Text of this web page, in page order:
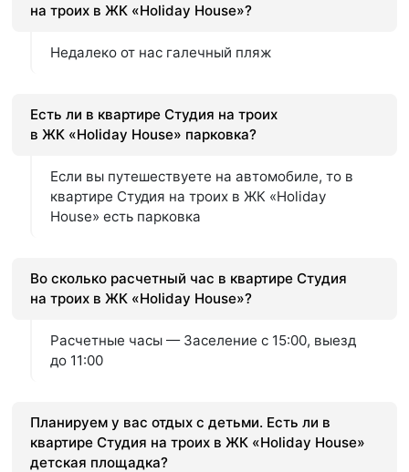
на троих в ЖК «Holiday House»?
Недалеко от нас галечный пляж
Есть ли в квартире Студия на троих
в ЖК «Holiday House» парковка?
Если вы путешествуете на автомобиле, то в
квартире Студия на троих в ЖК «Holiday
House» есть парковка
Во сколько расчетный час в квартире Студия
на троих в ЖК «Holiday House»?
Расчетные часы — Заселение с 15:00, выезд
до 11:00
Планируем у вас отдых с детьми. Есть ли в
квартире Студия на троих в ЖК «Holiday House»
детская площадка?